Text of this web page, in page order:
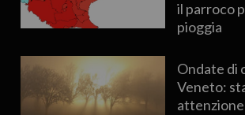
il parroco
pioggia
Ondate di
Veneto: